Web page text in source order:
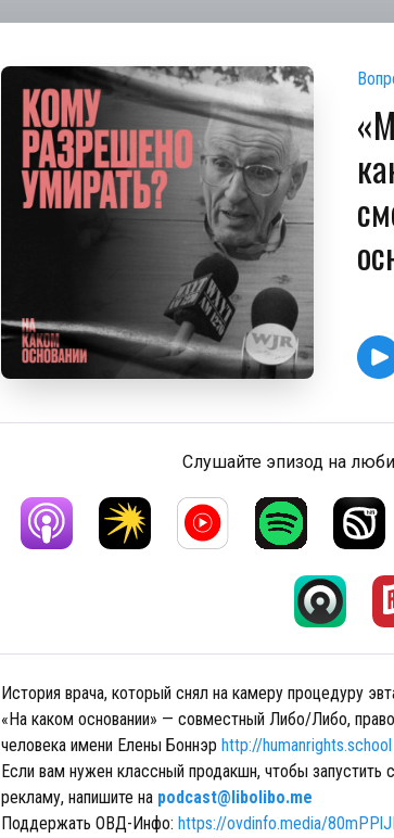
Слушайте эпизод на
История врача, который снял на камеру процедуру
«На каком основании» — совместный Либо/Либо,
человека имени Елены Боннэр http://humanrights.school
Если вам нужен классный продакшн, чтобы запустить
рекламу, напишите на podcast@libolibo.me
Поддержать ОВД-Инфо: https://ovdinfo.media/